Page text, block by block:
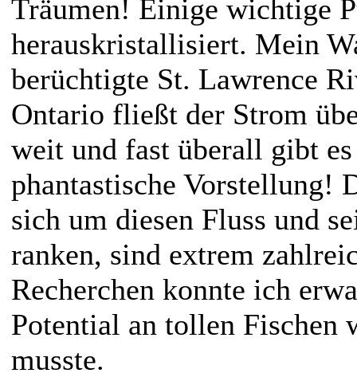
Träumen! Einige wichtige
herauskristallisiert. Mein
berüchtigte St. Lawrence
Ontario fließt der Strom
weit und fast überall gibt
phantastische Vorstellung!
sich um diesen Fluss und
ranken, sind extrem
Recherchen konnte ich
Potential an tollen Fischen
musste.